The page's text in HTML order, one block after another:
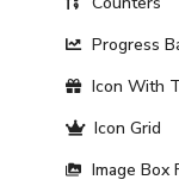
Progress
Icon With
Icon Grid
Image Box